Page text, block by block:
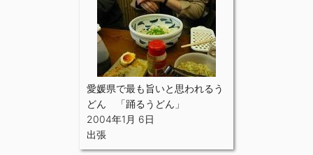
愛媛県で最も旨いと思われるう
どん 「踊るうどん」
2004年1月 6日
出張